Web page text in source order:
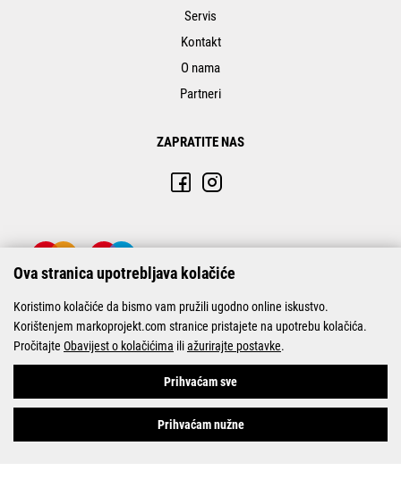
Servis
Kontakt
O nama
Partneri
ZAPRATITE NAS
© Marko-Projekt 2026
Ova stranica upotrebljava kolačiće
Koristimo kolačiće da bismo vam pružili ugodno online iskustvo.
Korištenjem markoprojekt.com stranice pristajete na upotrebu kolačića.
Pročitajte Obavijest o kolačićima iliažurirajte postavke.
Prihvaćam sve
Prihvaćam nužne